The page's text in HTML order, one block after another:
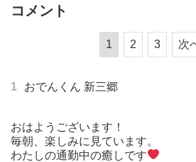
コメント
1 2 3 次
1 おでんくん 新三郷
おはようございます！
毎朝、楽しみに見ています。
わたしの通勤中の癒しです